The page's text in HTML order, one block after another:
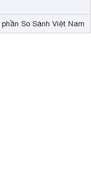
So Sánh Việt Nam